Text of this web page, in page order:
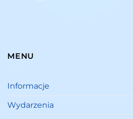
MENU
Informacje
Wydarzenia